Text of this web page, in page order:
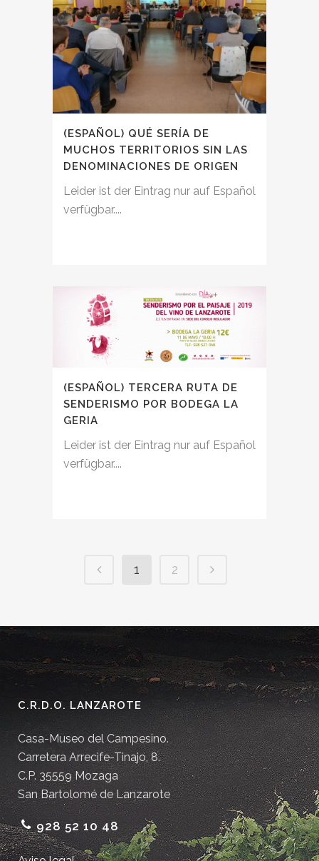
(ESPAÑOL) QUÉ SERÍA DE
MUCHOS TERRITORIOS SIN LAS
DENOMINACIONES DE ORIGEN
Leider ist der Eintrag nur auf Español
verfügbar....
(ESPAÑOL) TERCERA RUTA DE
SENDERISMO POR BODEGA LA
GERIA
Leider ist der Eintrag nur auf Español
verfügbar....
1 2
C.R.D.O. LANZAROTE
Casa-Museo del Campesino.
Carretera Arrecife-Tinajo, 8.
C.P. 35559 Mozaga
San Bartolomé de Lanzarote
928 52 10 48